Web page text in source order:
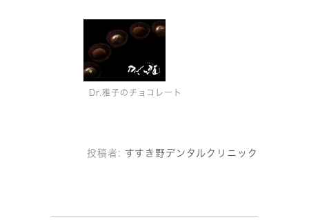
Dr.雅子のチョコレート
投稿者: すすき野デンタルクリニック